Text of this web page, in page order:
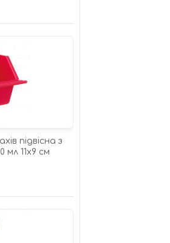
підвісна з
мл 11х9 см